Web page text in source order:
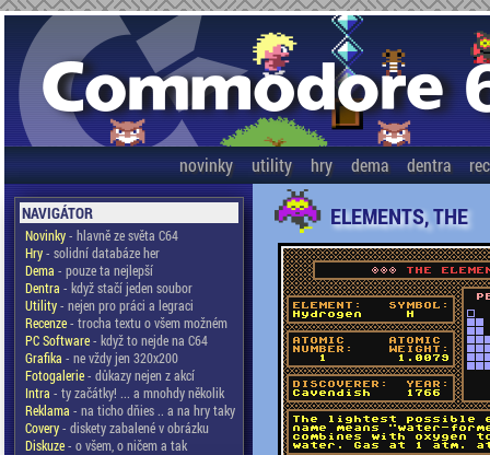
novinky utility hry dema dentra
NAVIGÁTOR
Novinky- hlavně ze světa C64
Hry- solidní databáze her
Dema - pouze ta nejlepší
Dentra - když stačí jeden soubor
Utility- nejen pro práci a legraci
Recenze- trocha textu o všem možném
PC Software- když to nejde na C64
Grafika - ne vždy jen 320x200
Fotogalerie- důkazy nejen z akcí
Intra - ty začátky! ... a mnohdy několik
Reklama - na ticho dňies .. a na hry taky
Covery- diskety zabalené v obrázku
Diskuze- o všem, o ničem a tak
ELEMENTS, THE